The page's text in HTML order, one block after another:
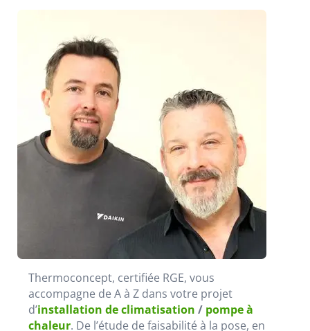
Thermoconcept, certifiée RGE, vous
accompagne de A à Z dans votre projet
d’installation de climatisation / pompe à
chaleur. De l’étude de faisabilité à la pose, en